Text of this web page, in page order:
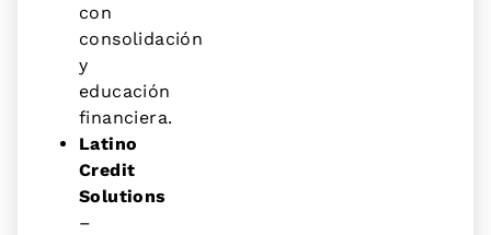
con
consolidación
y
educación
financiera.
Latino
Credit
Solutions
–